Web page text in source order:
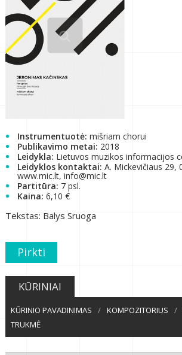
Instrumentuotė: mišriam chorui
Publikavimo metai: 2018
Leidykla: Lietuvos muzikos informacijos
Leidyklos kontaktai: A. Mickevičiaus 29,
www.mic.lt, info@mic.lt
Partitūra: 7 psl.
Kaina: 6,10 €
Tekstas: Balys Sruoga
Pirkti
KŪRINIAI
KŪRINIO PAVADINIMAS / KOMPOZITORIUS /
TRUKMĖ